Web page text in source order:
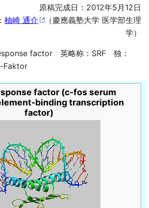
原稿完成日：2012年5月12日
柚崎 通介
（慶應義塾大学 医学部生理
学）
factor 英略称：SRF 独：
Faktor
factor (c-fos serum
binding transcription
factor)